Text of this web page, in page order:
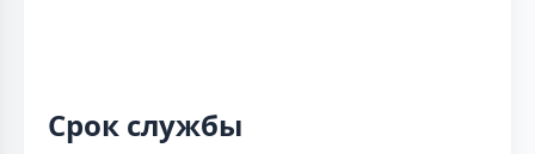
Срок службы